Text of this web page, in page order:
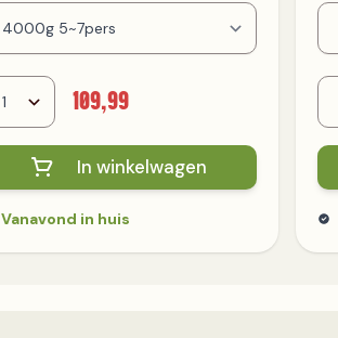
109,99
In winkelwagen
Vanavond in huis